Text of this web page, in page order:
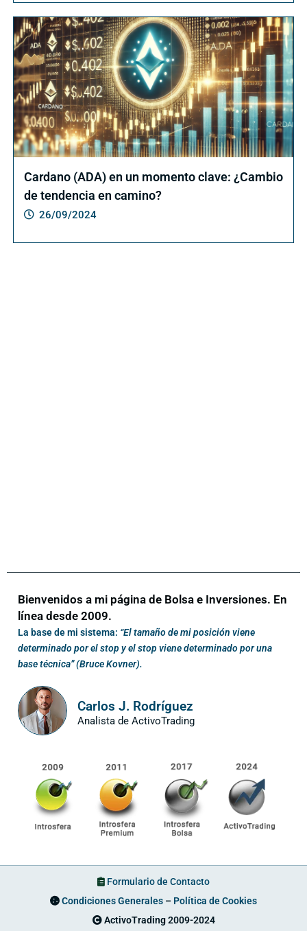
Cardano (ADA) en un momento clave: ¿Cambio
de tendencia en camino?
26/09/2024
Bienvenidos a mi página de Bolsa e Inversiones. En
línea desde 2009.
La base de mi sistema: “El tamaño de mi posición viene
determinado por el stop y el stop viene determinado por una
base técnica” (Bruce Kovner).
Carlos J. Rodríguez
Analista de ActivoTrading
Formulario de Contacto
Condiciones Generales – Política de Cookies
ActivoTrading 2009-2024